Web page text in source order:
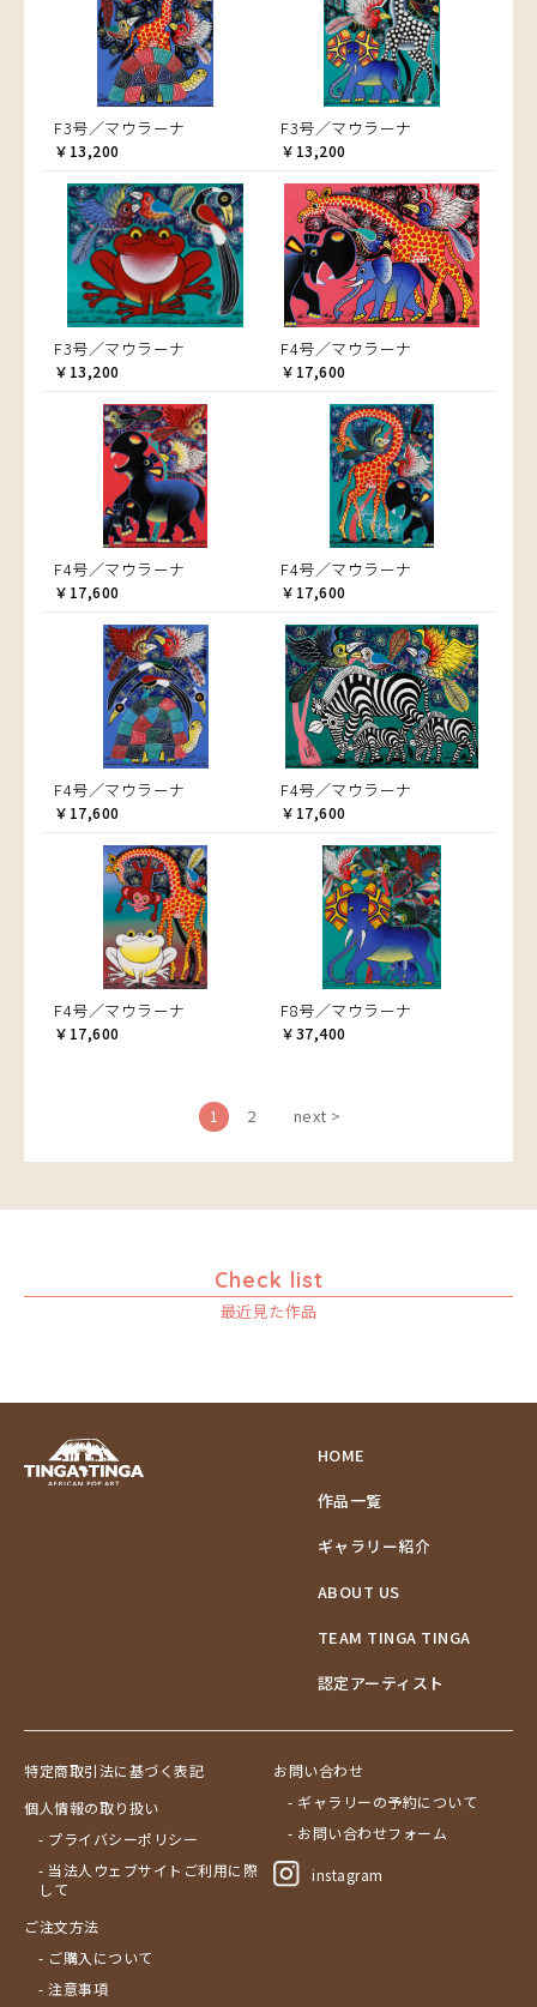
F3号／マウラーナ
￥13,200
F3号／マウラーナ
￥13,200
F3号／マウラーナ
￥13,200
F4号／マウラーナ
￥17,600
F4号／マウラーナ
￥17,600
F4号／マウラーナ
￥17,600
F4号／マウラーナ
￥17,600
F4号／マウラーナ
￥17,600
F4号／マウラーナ
￥17,600
F8号／マウラーナ
￥37,400
1 2 next >
Check list
最近見た作品
HOME
作品一覧
ギャラリー紹介
ABOUT US
TEAM TINGA TINGA
認定アーティスト
特定商取引法に基づく表記
個人情報の取り扱い
- プライバシーポリシー
- 当法人ウェブサイトご利用に際
して
ご注文方法
- ご購入について
- 注意事項
お問い合わせ
- ギャラリーの予約について
- お問い合わせフォーム
instagram